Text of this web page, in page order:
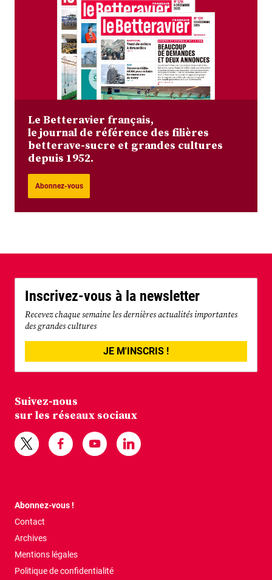
Le Betteravier français,
le journal de référence des filières
betterave-sucre et grandes cultures
depuis 1952.
Abonnez-vous
Inscrivez-vous à la newsletter
Recevez chaque semaine les dernières actualités importantes
des grandes cultures
JE M'INSCRIS !
Suivez-nous
sur les réseaux sociaux
Abonnez-vous !
Contact
Archives
Mentions légales
Politique de confidentialité